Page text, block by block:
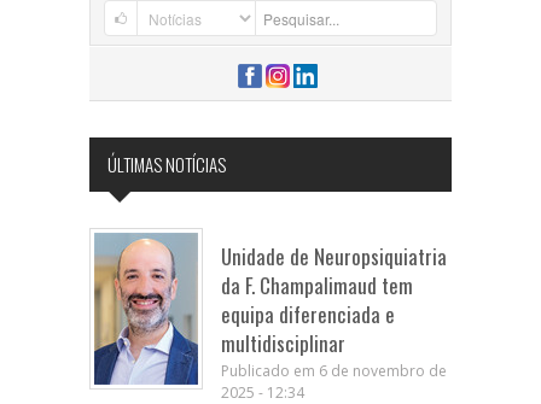
ÚLTIMAS NOTÍCIAS
Unidade de Neuropsiquiatria
da F. Champalimaud tem
equipa diferenciada e
multidisciplinar
Publicado em 6 de novembro de
2025 - 12:34